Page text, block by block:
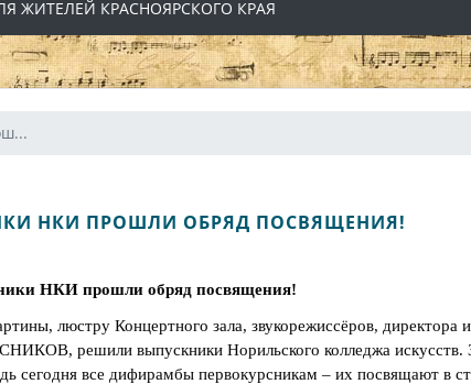
ЖИТЕЛЕЙ КРАСНОЯРСКОГО КРАЯ
НКИ ПРОШЛИ ОБРЯД ПОСВЯЩЕНИЯ!
НКИ прошли обряд посвящения!
люстру Концертного зала, звукорежиссёров,
решили выпускники Норильского колледжа
сегодня все дифирамбы первокурсникам – их посвящают в